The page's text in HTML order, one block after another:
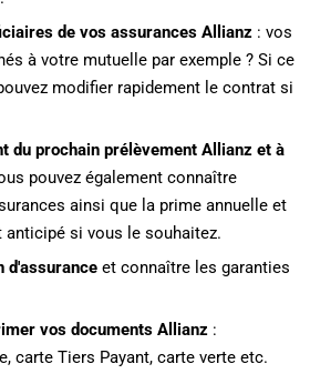
de vos assurances Allianz: vos
à votre mutuelle par exemple ? Si ce
modifier rapidement le contrat si
du prochain prélèvement Allianz et à
pouvez également connaître
ainsi que la prime annuelle et
anticipé si vous le souhaitez.
d'assuranceet connaître les garanties
vos documents Allianz:
carte Tiers Payant, carte verte etc.